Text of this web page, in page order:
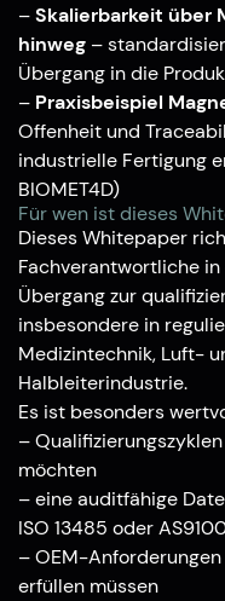
–Skalierbarkeit über
hinweg –
Übergang in die
– Praxisbeispiel
Offenheit und
industrielle Fertigung
BIOMET4D)
Für wen ist dieses
Dieses Whitepaper
Fachverantwortliche
Übergang zur
insbesondere in
Medizintechnik, Luft-
Halbleiterindustrie.
Es ist besonders
–
möchten
– eine auditfähige
ISO 13485 oder
– OEM-
erfüllen müssen